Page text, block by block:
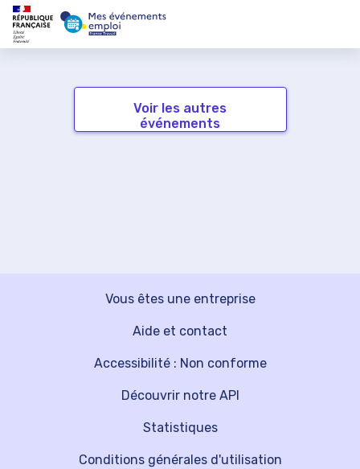
Voir les autres
événements
Vous êtes une entreprise
Découvrir notre API
Aide et contact
Statistiques
Accessibilité : Non conforme
Conditions générales d'utilisation